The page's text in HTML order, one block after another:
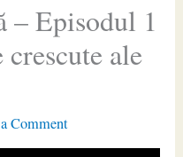
– Episodul 1
ale
Comment